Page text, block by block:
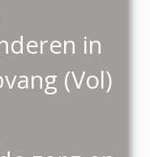
in
(Vol)